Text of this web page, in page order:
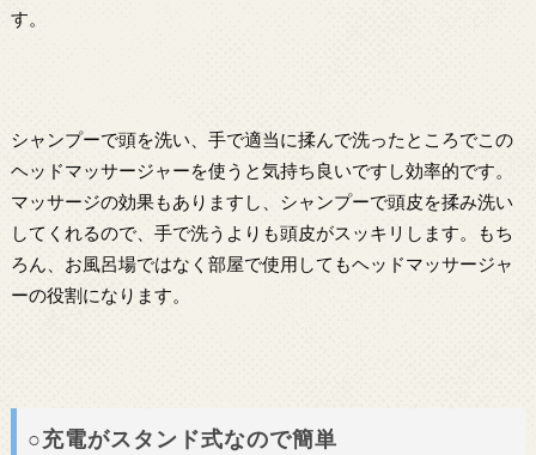
す。
シャンプーで頭を洗い、手で適当に揉んで洗ったところでこの
ヘッドマッサージャーを使うと気持ち良いですし効率的です。
マッサージの効果もありますし、シャンプーで頭皮を揉み洗い
してくれるので、手で洗うよりも頭皮がスッキリします。もち
ろん、お風呂場ではなく部屋で使用してもヘッドマッサージャ
ーの役割になります。
○充電がスタンド式なので簡単